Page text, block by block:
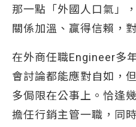
那一點「外國人口氣」
關係加溫、贏得信賴，
在外商任職Engineer多
會討論都能應對自如，
多侷限在公事上。恰逢
擔任行銷主管一職，同